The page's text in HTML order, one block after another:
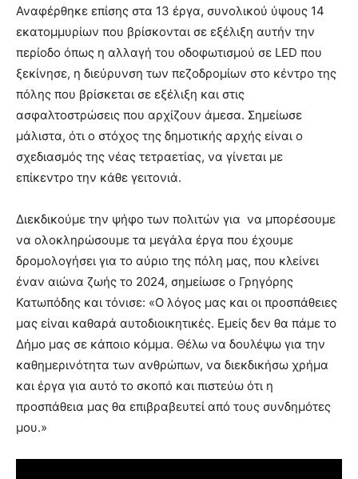
hd
Αναφέρθηκε επίσης στα 13 έργα, συνολικού ύψους 14
εκατομμυρίων που βρίσκονται σε εξέλιξη αυτήν την
περίοδο όπως η αλλαγή του οδοφωτισμού σε LED που
ξεκίνησε, η διεύρυνση των πεζοδρομίων στο κέντρο της
πόλης που βρίσκεται σε εξέλιξη και στις
ασφαλτοστρώσεις που αρχίζουν άμεσα. Σημείωσε
μάλιστα, ότι ο στόχος της δημοτικής αρχής είναι ο
σχεδιασμός της νέας τετραετίας, να γίνεται με
επίκεντρο την κάθε γειτονιά.
Διεκδικούμε την ψήφο των πολιτών για να μπορέσουμε
να ολοκληρώσουμε τα μεγάλα έργα που έχουμε
δρομολογήσει για το αύριο της πόλη μας, που κλείνει
έναν αιώνα ζωής το 2024, σημείωσε ο Γρηγόρης
Κατωπόδης και τόνισε: «Ο λόγος μας και οι προσπάθειες
μας είναι καθαρά αυτοδιοικητικές. Εμείς δεν θα πάμε το
Δήμο μας σε κάποιο κόμμα. Θέλω να δουλέψω για την
καθημερινότητα των ανθρώπων, να διεκδικήσω χρήμα
και έργα για αυτό το σκοπό και πιστεύω ότι η
προσπάθεια μας θα επιβραβευτεί από τους συνδημότες
μου.»